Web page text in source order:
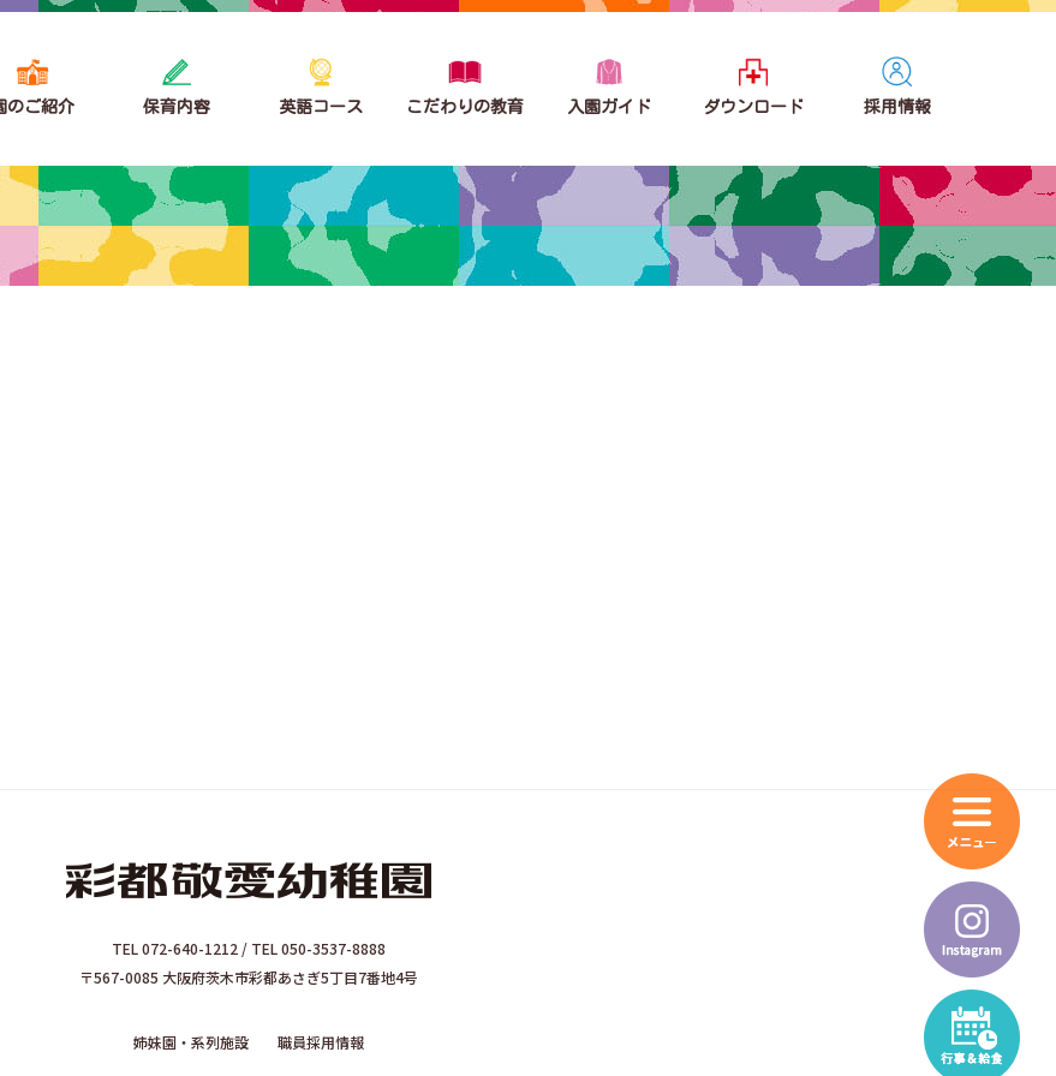
のご紹介 保育内容 英語コース こだわりの教育 入園ガイド ダウンロード 採用情報
TEL 072-640-1212 / TEL 050-3537-8888
〒567-0085 大阪府茨木市彩都あさぎ5丁目7番地4号
姉妹園・系列施設 職員採用情報